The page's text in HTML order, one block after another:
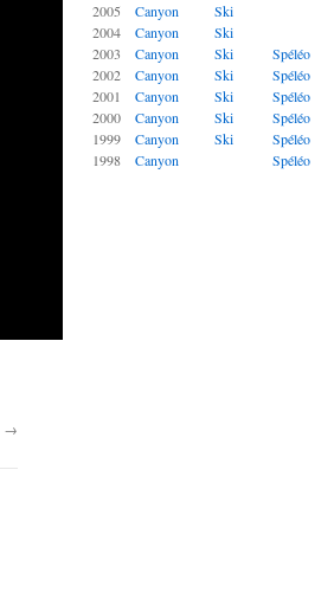
→
2005
Canyon
Ski
2004
Canyon
Ski
2003
Canyon Ski
Spéléo
2002
Canyon Ski
Spéléo
2001
Canyon Ski
Spéléo
2000
Canyon Ski
Spéléo
1999
Canyon Ski
Spéléo
1998
Canyon Spéléo